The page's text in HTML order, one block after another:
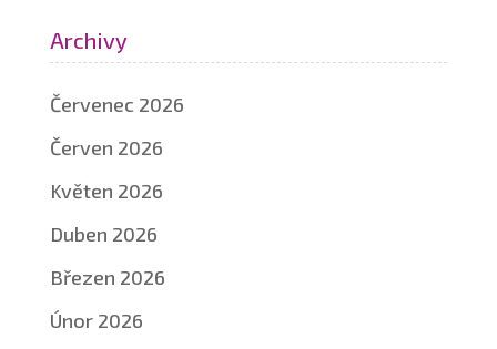
Archivy
Červenec 2026
Červen 2026
Květen 2026
Duben 2026
Březen 2026
Únor 2026